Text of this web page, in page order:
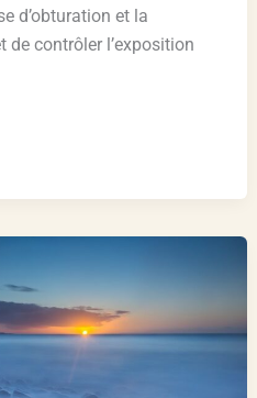
d’obturation et la
de contrôler l’exposition